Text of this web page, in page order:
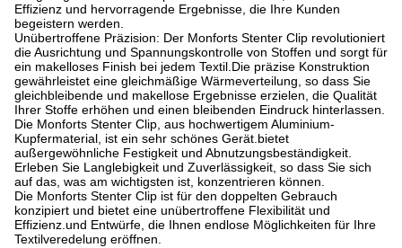
Effizienz und hervorragende Ergebnisse, die Ihre Kunden
begeistern werden.
Unübertroffene Präzision: Der Monforts Stenter Clip revolutioniert
die Ausrichtung und Spannungskontrolle von Stoffen und sorgt für
ein makelloses Finish bei jedem Textil.Die präzise Konstruktion
gewährleistet eine gleichmäßige Wärmeverteilung, so dass Sie
gleichbleibende und makellose Ergebnisse erzielen, die Qualität
Ihrer Stoffe erhöhen und einen bleibenden Eindruck hinterlassen.
Die Monforts Stenter Clip, aus hochwertigem Aluminium-
Kupfermaterial, ist ein sehr schönes Gerät.bietet
außergewöhnliche Festigkeit und Abnutzungsbeständigkeit.
Erleben Sie Langlebigkeit und Zuverlässigkeit, so dass Sie sich
auf das, was am wichtigsten ist, konzentrieren können.
Die Monforts Stenter Clip ist für den doppelten Gebrauch
konzipiert und bietet eine unübertroffene Flexibilität und
Effizienz.und Entwürfe, die Ihnen endlose Möglichkeiten für Ihre
Textilveredelung eröffnen.